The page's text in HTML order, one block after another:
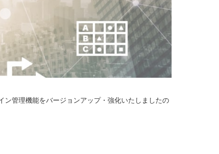
管理機能をバージョンアップ・強化いたしましたの